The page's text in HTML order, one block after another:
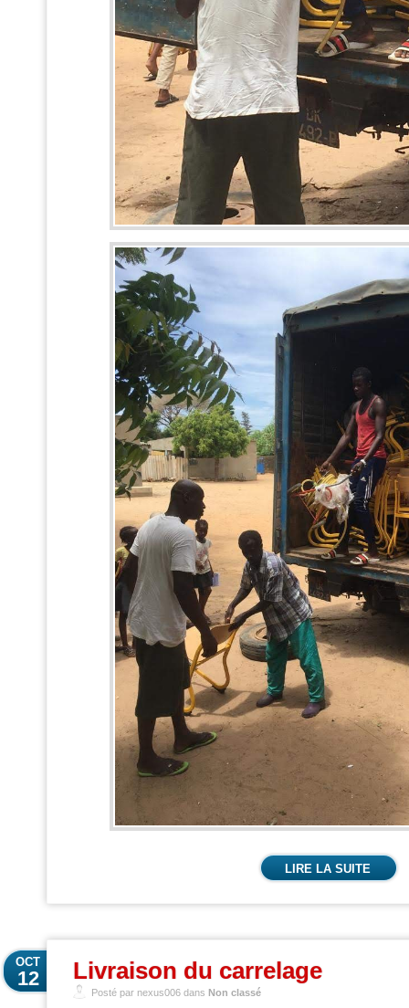
LIRE LA SUITE
Livraison du carrelage
OCT
12
Posté par nexus006 dans Non classé